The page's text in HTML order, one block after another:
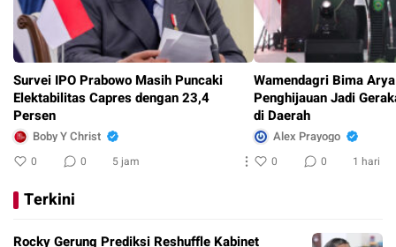
Survei IPO Prabowo Masih Puncaki
Elektabilitas Capres dengan 23,4
Persen
Boby Y Christ
0 0 5 jam
Wamendagri Bima
Penghijauan Jadi
di Daerah
Alex Prayogo
0 0 1 hari
Terkini
Rocky Gerung Prediksi Reshuffle Kabinet